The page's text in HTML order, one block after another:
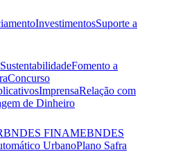
InvestimentosSuporte a
SustentabilidadeFomento a
Concurso
ImprensaRelação com
de Dinheiro
BNDES FINAMEBNDES
UrbanoPlano Safra